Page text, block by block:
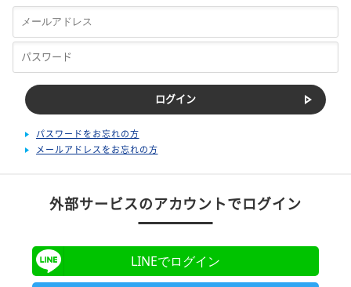
パスワードをお忘れの方
メールアドレスをお忘れの方
外部サービスのアカウントでログイン
LINEでログイン